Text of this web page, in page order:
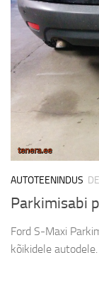
AUTOTEENINDUS
Parkimisabi
Ford S-Maxi
kõikidele